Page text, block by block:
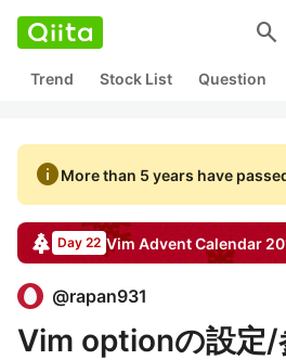
search
Trend Stock List Question
infoMore than 5 years have
Day 22 Vim Advent Calendar
@rapan931
Vim optionの設定/